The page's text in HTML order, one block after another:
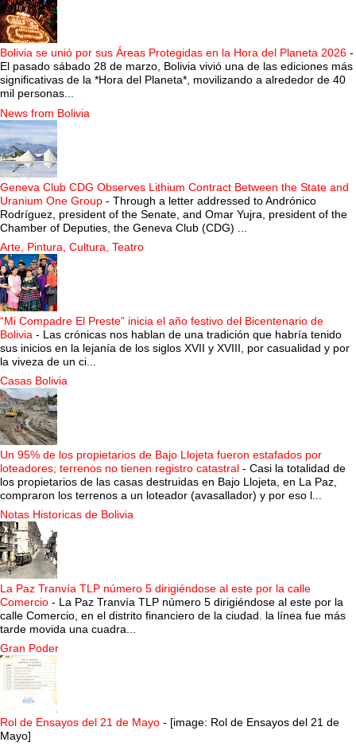
Bolivia se unió por sus Áreas Protegidas en la Hora del Planeta 2026 -
El pasado sábado 28 de marzo, Bolivia vivió una de las ediciones más
significativas de la *Hora del Planeta*, movilizando a alrededor de 40
mil personas...
News from Bolivia
Geneva Club CDG Observes Lithium Contract Between the State and
Uranium One Group - Through a letter addressed to Andrónico
Rodríguez, president of the Senate, and Omar Yujra, president of the
Chamber of Deputies, the Geneva Club (CDG) ...
Arte, Pintura, Cultura, Teatro
“Mi Compadre El Preste” inicia el año festivo del Bicentenario de
Bolivia - Las crónicas nos hablan de una tradición que habría tenido
sus inicios en la lejanía de los siglos XVII y XVIII, por casualidad y por
la viveza de un ci...
Casas Bolivia
Un 95% de los propietarios de Bajo Llojeta fueron estafados por
loteadores; terrenos no tienen registro catastral - Casi la totalidad de
los propietarios de las casas destruidas en Bajo Llojeta, en La Paz,
compraron los terrenos a un loteador (avasallador) y por eso l...
Notas Historicas de Bolivia
La Paz Tranvía TLP número 5 dirigiéndose al este por la calle
Comercio - La Paz Tranvía TLP número 5 dirigiéndose al este por la
calle Comercio, en el distrito financiero de la ciudad. la línea fue más
tarde movida una cuadra...
Gran Poder
Rol de Ensayos del 21 de Mayo - [image: Rol de Ensayos del 21 de
Mayo]